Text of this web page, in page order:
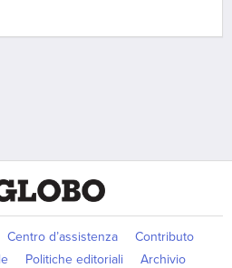
Centro d’assistenza
Contributo
Politiche editoriali
Archivio